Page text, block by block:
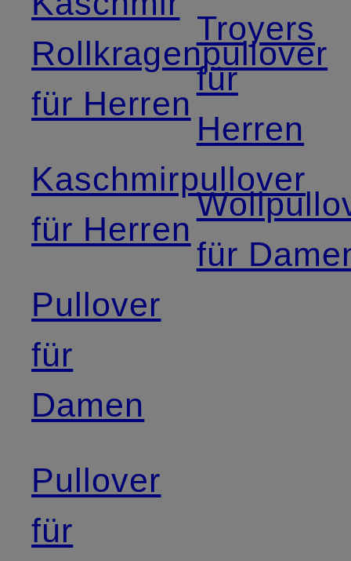
Rollkragenpullover
für Herren
Kaschmirpullover
für Herren
Pullover
für
Damen
Pullover
für
Troyers
für
Herren
für